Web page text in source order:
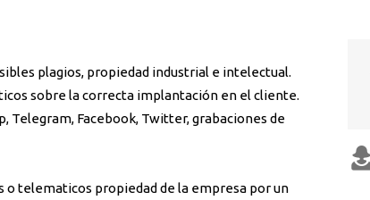
plagios, propiedad industrial e intelectual.
sobre la correcta implantación en el cliente.
Telegram, Facebook, Twitter, grabaciones de
telematicos propiedad de la empresa por un